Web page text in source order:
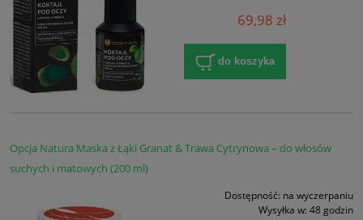
69,98 zł
do koszyka
Opcja Natura Maska z Łąki Granat & Trawa Cytrynowa – do włosów
suchych i matowych (200 ml)
Dostępność: na wyczerpaniu
Wysyłka w: 48 godzin